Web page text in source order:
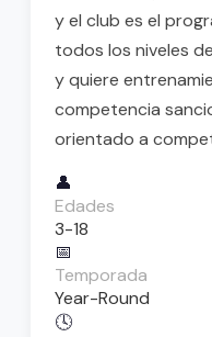
y el club es el
todos los niveles
y quiere
competencia
orientado a
👤
Edades
3-18
📅
Temporada
Year-Round
🕓